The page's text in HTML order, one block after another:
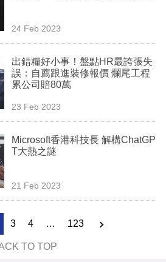
24 Feb 2023
出錯糧好小事！盤點HR最誇張失
誤：自薦跟進裝修報價 爛尾工程
累公司賠80萬
23 Feb 2023
Microsoft香港科技長 解構ChatGP
T大熱之謎
21 Feb 2023
3 4 … 123
TO TOP